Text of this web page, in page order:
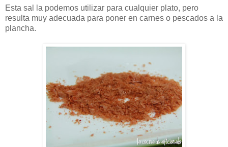
Esta sal la podemos utilizar para cualquier plato, pero
resulta muy adecuada para poner en carnes o pescados a la
plancha.